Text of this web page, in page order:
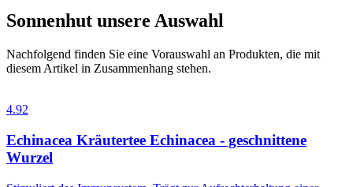
Sonnenhut unsere Auswahl
Nachfolgend finden Sie eine Vorauswahl an Produkten, die mit
diesem Artikel in Zusammenhang stehen.
4.92
Echinacea Kräutertee Echinacea - geschnittene
Wurzel